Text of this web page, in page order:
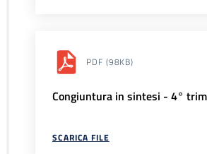
PDF (98KB)
Congiuntura in sintesi - 4°
SCARICA FILE